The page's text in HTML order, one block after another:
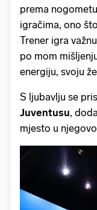
prema
igračima, ono
Trener igra
po mom
energiju, svoju
S ljubavlju se
Juventusu,
mjesto u